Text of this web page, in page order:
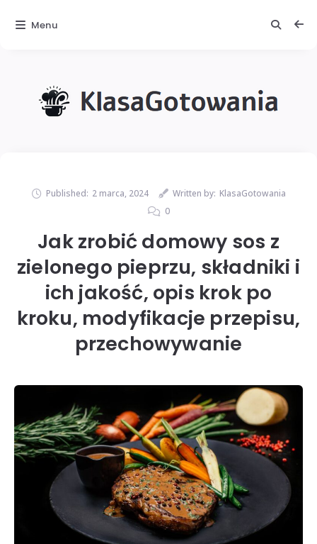
Published: 2 marca, 2024 Written by: KlasaGotowania
0
Jak zrobić domowy sos z
zielonego pieprzu, składniki i
ich jakość, opis krok po
kroku, modyfikacje przepisu,
przechowywanie
Menu